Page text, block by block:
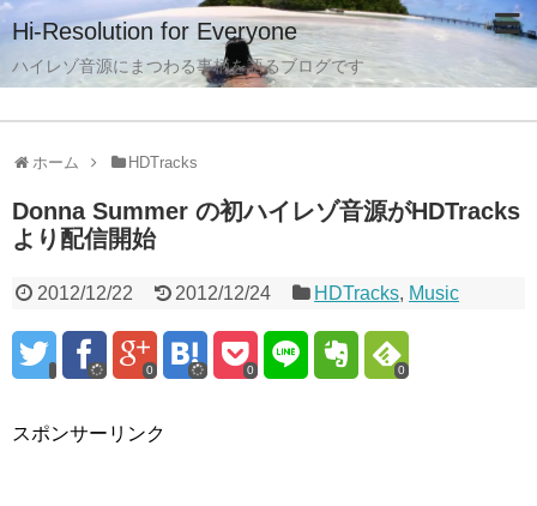
Hi-Resolution for Everyone
ハイレゾ音源にまつわる事柄を語るブログです
ホーム HDTracks
Donna Summer の初ハイレゾ音源がHDTracks
より配信開始
2012/12/22 2012/12/24 HDTracks, Music
0 0 0
スポンサーリンク